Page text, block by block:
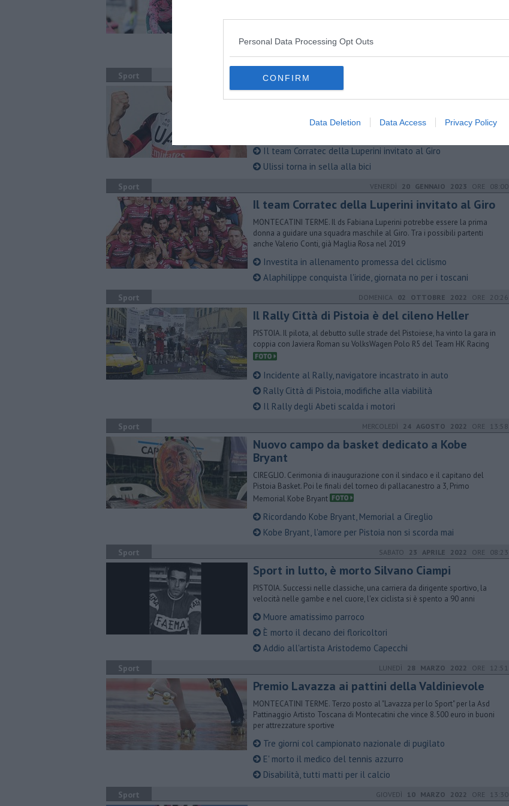
Personal Data Processing Opt Outs
CONFIRM
Data Deletion Data Access Privacy Policy
squadre
Tommy Pidcock domina Le strade bianche
Ogni movimento conta
Sport
Diego Ulissi cerca il bis a Larciano
percorso di 199,8 chilometri è senza l’ascesa al San Baronto a causa di
Il team Corratec della Luperini invitato al Giro
Ulissi torna in sella alla bici
Sport VENERDÌ 20 GENNAIO 2023 ORE 08:00
Il team Corratec della Luperini invitato al Giro
MONTECATINI TERME. ​Il ds Fabiana Luperini potrebbe essere la prima
donna a guidare una squadra maschile al Giro. Tra i possibili partenti
anche Valerio Conti, già Maglia Rosa nel 2019
Investita in allenamento promessa del ciclismo
Alaphilippe conquista l'iride, giornata no per i toscani
Sport DOMENICA 02 OTTOBRE 2022 ORE 20:26
Il Rally Città di Pistoia è del cileno Heller
PISTOIA. Il pilota, al debutto sulle strade del Pistoiese, ha vinto la gara in
coppia con Javiera Roman su VolksWagen Polo R5 del Team HK Racing
Incidente al Rally, navigatore incastrato in auto
Rally Città di Pistoia, modifiche alla viabilità
Il Rally degli Abeti scalda i motori
Sport MERCOLEDÌ 24 AGOSTO 2022 ORE 13:58
Nuovo campo da basket dedicato a Kobe
Bryant
CIREGLIO. Cerimonia di inaugurazione con il sindaco e il capitano del
Pistoia Basket. Poi le finali del torneo di pallacanestro a 3, Primo
Memorial Kobe Bryant
Ricordando Kobe Bryant, Memorial a Cireglio
Kobe Bryant, l'amore per Pistoia non si scorda mai
Sport SABATO 23 APRILE 2022 ORE 08:23
Sport in lutto, è morto Silvano Ciampi
PISTOIA. Successi nelle classiche, una carriera da dirigente sportivo, la
velocità nelle gambe e nel cuore, l'ex ciclista si è spento a 90 anni
Muore amatissimo parroco
È morto il decano dei floricoltori
Addio all'artista Aristodemo Capecchi
Sport LUNEDÌ 28 MARZO 2022 ORE 12:51
Premio Lavazza ai pattini della Valdinievole
MONTECATINI TERME. Terzo posto al "Lavazza per lo Sport" per la Asd
Pattinaggio Artisto Toscana di Montecatini che vince 8.500 euro in buoni
per attrezzature sportive
Tre giorni col campionato nazionale di pugilato
E' morto il medico del tennis azzurro
Disabilità, tutti matti per il calcio
Sport GIOVEDÌ 10 MARZO 2022 ORE 13:30